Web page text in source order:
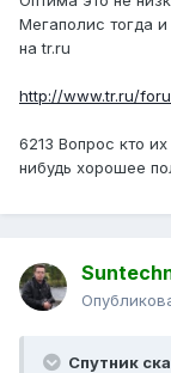
Мегаполис тогда
на tr.ru
http://www.tr.ru/
6213 Вопрос кто
нибудь хорошее
Спутник